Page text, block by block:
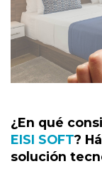
¿En qué
EISI SOFT?
solución